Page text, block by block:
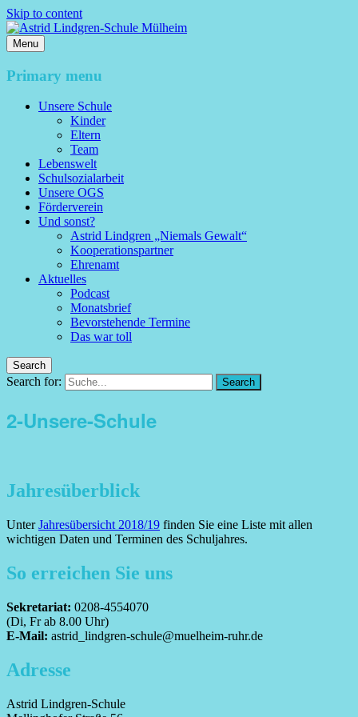
Skip to content
Astrid Lindgren-Schule Mülheim
Menu
Primary menu
Unsere Schule
Kinder
Eltern
Team
Lebenswelt
Schulsozialarbeit
Unsere OGS
Förderverein
Und sonst?
Astrid Lindgren „Niemals Gewalt“
Kooperationspartner
Ehrenamt
Aktuelles
Podcast
Monatsbrief
Bevorstehende Termine
Das war toll
Search
Search for: Search
2-Unsere-Schule
Jahresüberblick
UnterJahresübersicht 2018/19 finden Sie eine Liste mit allen
wichtigen Daten und Terminen des Schuljahres.
So erreichen Sie uns
Sekretariat: 0208-4554070
(Di, Fr ab 8.00 Uhr)
E-Mail: astrid_lindgren-schule@muelheim-ruhr.de
Adresse
Astrid Lindgren-Schule